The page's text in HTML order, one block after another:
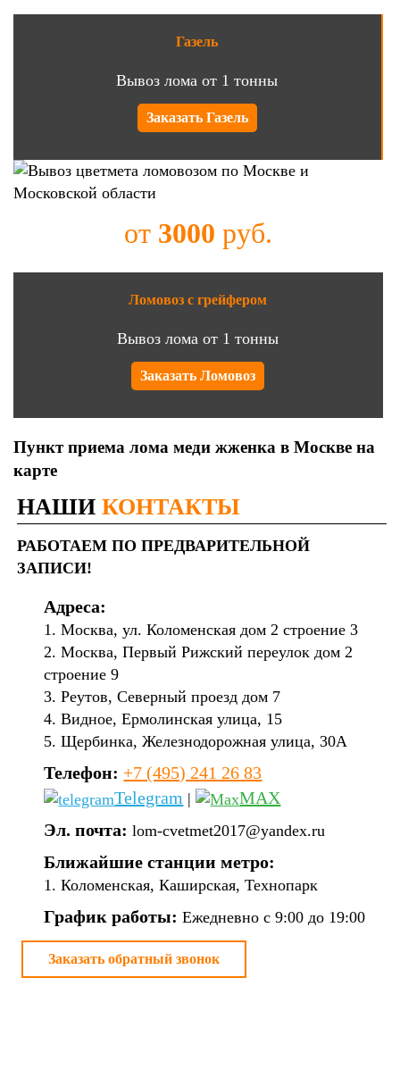
Газель
Вывоз лома от 1 тонны
Заказать Газель
от 3000 руб.
Ломовоз с грейфером
Вывоз лома от 1 тонны
Заказать Ломовоз
Пункт приема лома меди жженка в Москве на
карте
НАШИКОНТАКТЫ
РАБОТАЕМ ПО ПРЕДВАРИТЕЛЬНОЙ
ЗАПИСИ!
Адреса:
1. Москва, ул. Коломенская дом 2 строение 3
2. Москва, Первый Рижский переулок дом 2
строение 9
3. Реутов, Северный проезд дом 7
4. Видное, Ермолинская улица, 15
5. Щербинка, Железнодорожная улица, 30А
Телефон: +7 (495) 241 26 83
Telegram |
MAX
Эл. почта: lom-cvetmet2017@yandex.ru
Ближайшие станции метро:
1. Коломенская, Каширская, Технопарк
График работы: Ежедневно с 9:00 до 19:00
Заказать обратный звонок